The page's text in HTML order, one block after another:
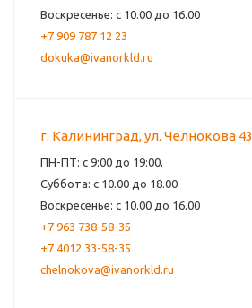
Воскресенье: с 10.00 до 16.00
+7 909 787 12 23
dokuka@ivanorkld.ru
г. Калининград, ул. Челнокова 43
ПН-ПТ: с 9:00 до 19:00,
Суббота: с 10.00 до 18.00
Воскресенье: с 10.00 до 16.00
+7 963 738-58-35
+7 4012 33-58-35
chelnokova@ivanorkld.ru